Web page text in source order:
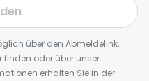
über den Abmeldelink,
finden oder über unser
erhalten Sie in der